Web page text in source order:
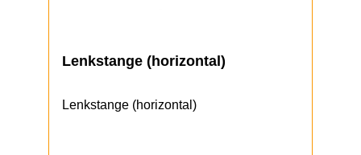
Lenkstange (horizontal)
Lenkstange (horizontal)